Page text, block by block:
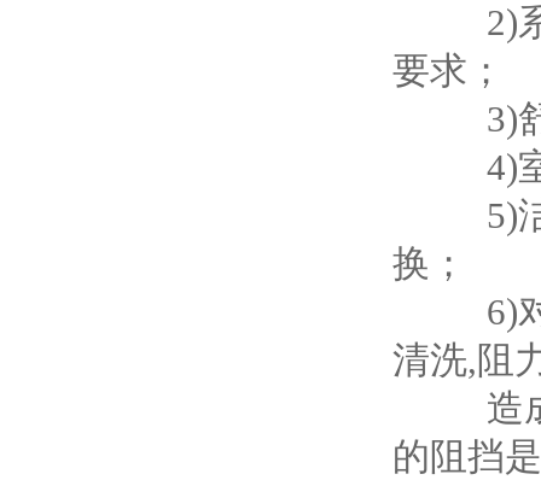
2)系统
要求；
3)舒
4)室
5)洁净
换；
6)对于
清洗,阻
造成
的阻挡